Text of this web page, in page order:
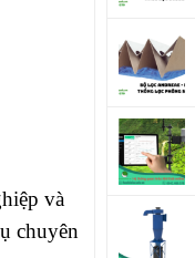
và
chuyên